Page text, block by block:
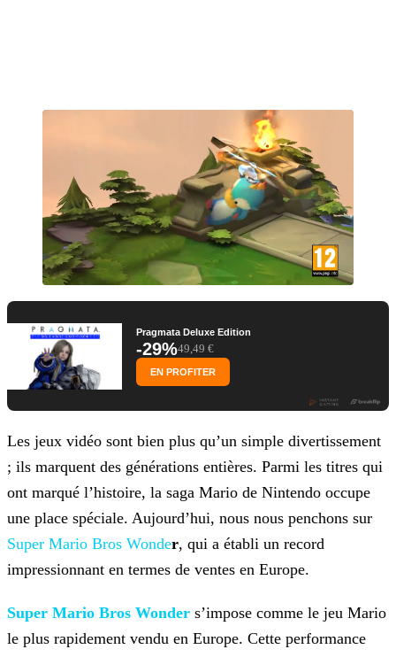
Pragmata Deluxe Edition
-29%49,49 €
EN PROFITER
Les jeux vidéo sont bien plus qu’un simple divertissement
; ils marquent des générations entières. Parmi les titres qui
ont marqué l’histoire, la saga Mario de Nintendo occupe
une place spéciale. Aujourd’hui, nous nous penchons sur
Super Mario Bros Wonder, qui a établi un record
impressionnant en termes de ventes en Europe.
Super Mario Bros Wonder s’impose comme le jeu Mario
le plus rapidement vendu en Europe. Cette performance